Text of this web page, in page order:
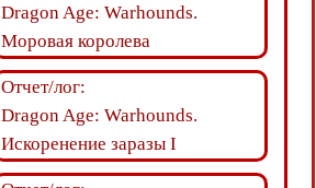
Dragon Age: Warhounds.
Моровая королева
Отчет/лог:
Dragon Age: Warhounds.
Искоренение заразы I